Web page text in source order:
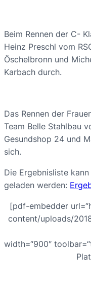
Beim Rennen der C-
Heinz Preschl vom
Öschelbronn und
Karbach durch.
Das Rennen der
Team Belle Stahlbau
Gesundshop 24 und
sich.
Die Ergebnisliste
geladen werden:
[pdf-embedder
content/uploads/
width=“900″